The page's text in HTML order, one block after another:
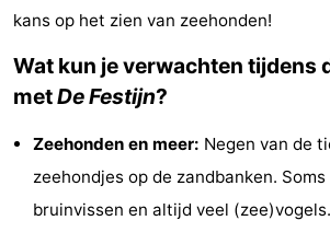
Resort
Nieuwvliet-
Bad
Meulinge
EuroParcs
Cadzand
Hoogduin
Noordzee
kans op het zien van zeehonden!
Wat kun je verwachten tijdens
metDe Festijn?
Zeehonden en meer: Negen van de
zeehondjes op de zandbanken.
bruinvissen en altijd veel (zee)vogels.